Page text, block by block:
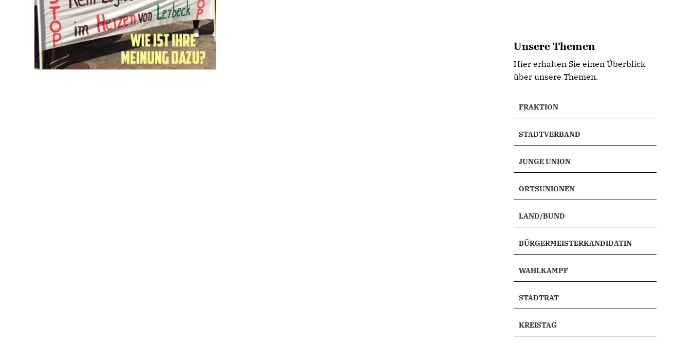
Unsere Themen
Hier erhalten Sie einen Überblick
über unsere Themen.
FRAKTION
STADTVERBAND
JUNGE UNION
ORTSUNIONEN
LAND/BUND
BÜRGERMEISTERKANDIDATIN
WAHLKAMPF
STADTRAT
KREISTAG